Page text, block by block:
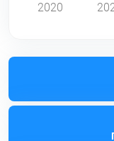
2020